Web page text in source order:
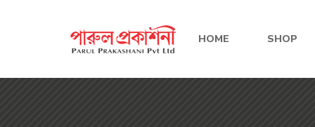
HOME SHOP